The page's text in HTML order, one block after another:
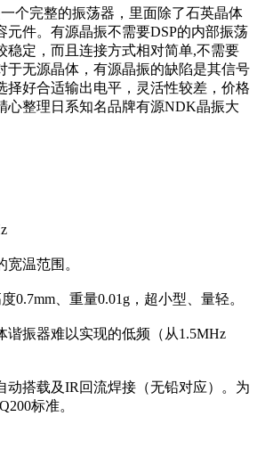
个完整的振荡器，里面除了石英晶体
元件。有源晶振不需要DSP的内部振荡
稳定，而且连接方式相对简单,不需要
于无源晶体，有源晶振的缺陷是其信号
择好合适输出电平，灵活性较差，价格
心整理日系知名品牌有源NDK晶振大
温范围。
0.7mm、重量0.01g，超小型、量轻。
谐振器难以实现的低频（从1.5MHz
动搭载及IR回流焊接（无铅对应）。为
标准。